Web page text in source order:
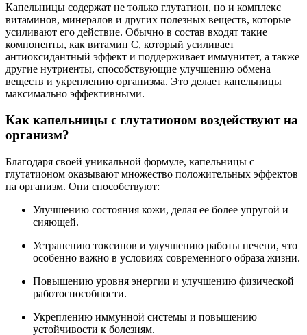
Капельницы содержат не только глутатион, но и комплекс
витаминов, минералов и других полезных веществ, которые
усиливают его действие. Обычно в состав входят такие
компоненты, как витамин C, который усиливает
антиоксидантный эффект и поддерживает иммунитет, а также
другие нутриенты, способствующие улучшению обмена
веществ и укреплению организма. Это делает капельницы
максимально эффективными.
Как капельницы с глутатионом воздействуют на
организм?
Благодаря своей уникальной формуле, капельницы с
глутатионом оказывают множество положительных эффектов
на организм. Они способствуют:
Улучшению состояния кожи, делая ее более упругой и
сияющей.
Устранению токсинов и улучшению работы печени, что
особенно важно в условиях современного образа жизни.
Повышению уровня энергии и улучшению физической
работоспособности.
Укреплению иммунной системы и повышению
устойчивости к болезням.